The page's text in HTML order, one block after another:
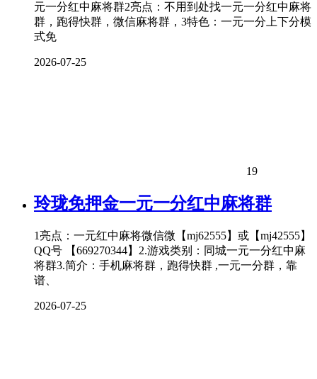
元一分红中麻将群2亮点：不用到处找一元一分红中麻将
群，跑得快群，微信麻将群，3特色：一元一分上下分模
式免
2026-07-25
19
玲珑免押金一元一分红中麻将群
1亮点：一元红中麻将微信微【mj62555】或【mj42555】
QQ号 【669270344】2.游戏类别：同城一元一分红中麻
将群3.简介：手机麻将群，跑得快群 ,一元一分群，靠
谱、
2026-07-25